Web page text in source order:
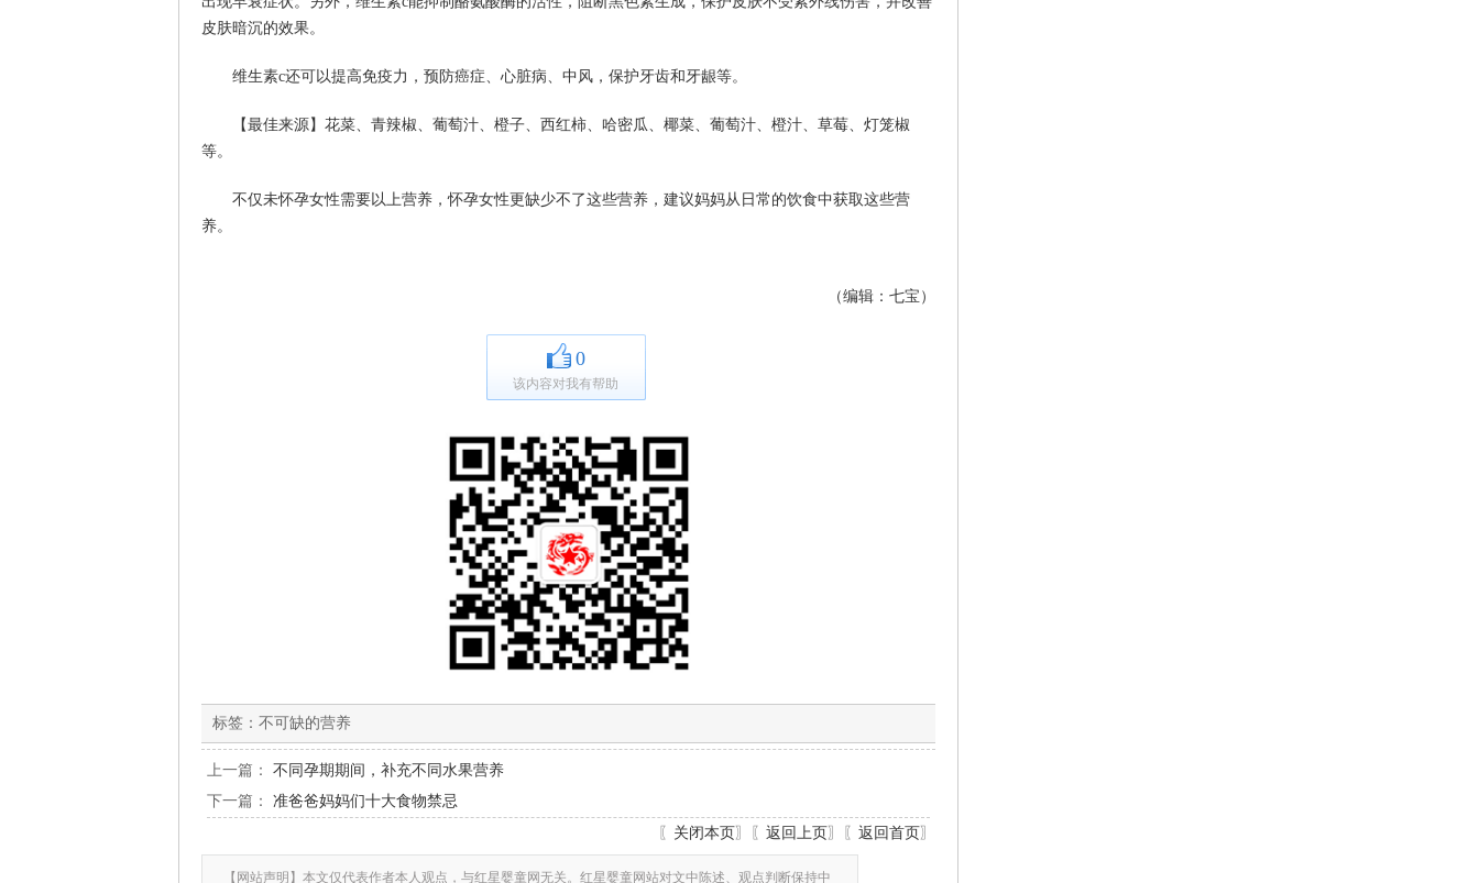
皮肤暗沉的效果。
维生素c还可以提高免疫力，预防癌症、心脏病、中风，保护牙齿和牙龈等。
【最佳来源】花菜、青辣椒、葡萄汁、橙子、西红柿、哈密瓜、椰菜、葡萄汁、橙汁、草莓、灯笼椒
等。
不仅未怀孕女性需要以上营养，怀孕女性更缺少不了这些营养，建议妈妈从日常的饮食中获取这些营
养。
（编辑：七宝）
0
该内容对我有帮助
标签： 不可缺的营养
上一篇： 不同孕期期间，补充不同水果营养
下一篇： 准爸爸妈妈们十大食物禁忌
〖 关闭本页〗〖 返回上页〗〖 返回首页〗
【网站声明】本文仅代表作者本人观点，与红星婴童网无关。红星婴童网站对文中陈述、观点判断保持中